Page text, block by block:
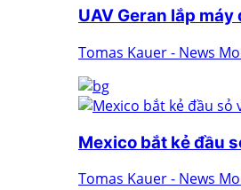
UAV Geran lắp
Tomas Kauer - News
Mexico bắt kẻ đầu
Tomas Kauer - News